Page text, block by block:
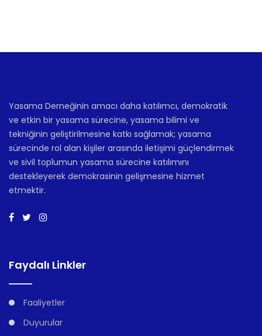
Yasama Derneğinin amacı daha katılımcı, demokratik
ve etkin bir yasama sürecine, yasama bilimi ve
tekniğinin geliştirilmesine katkı sağlamak; yasama
sürecinde rol alan kişiler arasında iletişimi güçlendirmek
ve sivil toplumun yasama sürecine katılımını
destekleyerek demokrasinin gelişmesine hizmet
etmektir.
Faydalı Linkler
Faaliyetler
Duyurular